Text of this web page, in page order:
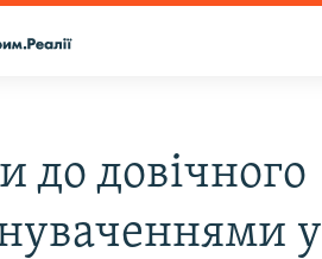
до довічного
у